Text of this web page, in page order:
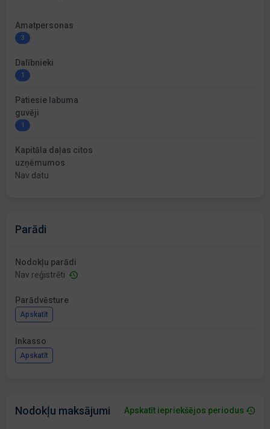
Amatpersonas
3
Dalībnieki
1
Patiesie labuma
guvēji
1
Kapitāla daļas citos
uzņēmumos
Nav datu
Parādi
Nodokļu parādi
Nav reģistrēti
Parādvēsture
Apskatīt
Inkasso
Apskatīt
Nodokļu maksājumi Apskatīt iepriekšējos periodus